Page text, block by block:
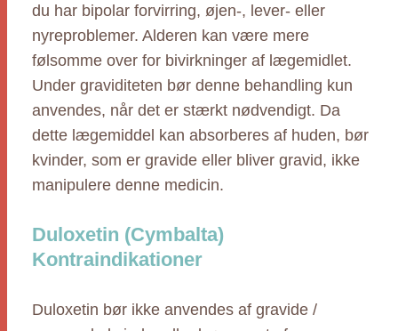
du har bipolar forvirring, øjen-, lever- eller
nyreproblemer. Alderen kan være mere
følsomme over for bivirkninger af lægemidlet.
Under graviditeten bør denne behandling kun
anvendes, når det er stærkt nødvendigt. Da
dette lægemiddel kan absorberes af huden, bør
kvinder, som er gravide eller bliver gravid, ikke
manipulere denne medicin.
Duloxetin (Cymbalta)
Kontraindikationer
Duloxetin bør ikke anvendes af gravide /